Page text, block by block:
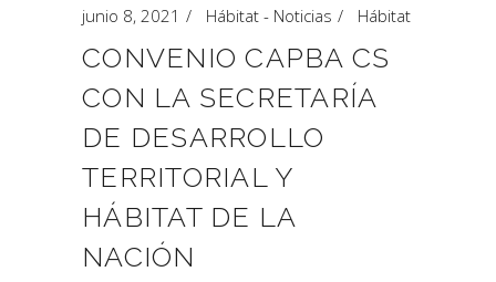
junio 8, 2021 Hábitat - Noticias Hábitat
CONVENIO CAPBA CS
CON LA SECRETARÍA
DE DESARROLLO
TERRITORIAL Y
HÁBITAT DE LA
NACIÓN